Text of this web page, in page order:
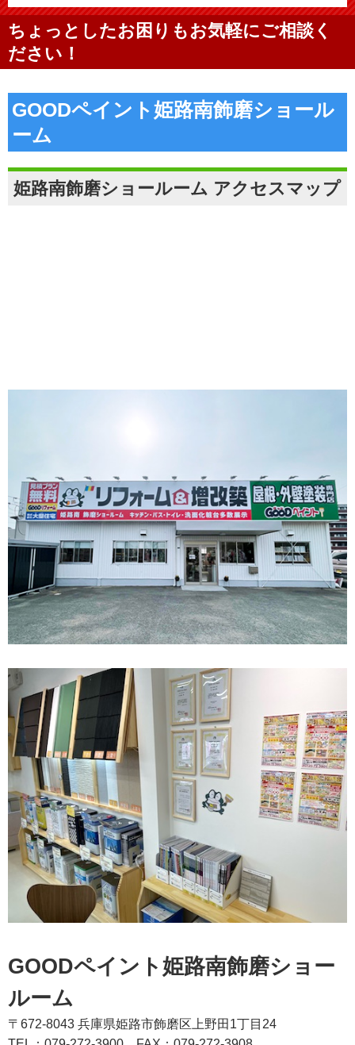
ちょっとしたお困りもお気軽にご相談く
ださい！
GOODペイント姫路南飾磨ショール
ーム
姫路南飾磨ショールーム アクセスマップ
GOODペイント姫路南飾磨ショー
ルーム
〒672-8043 兵庫県姫路市飾磨区上野田1丁目24